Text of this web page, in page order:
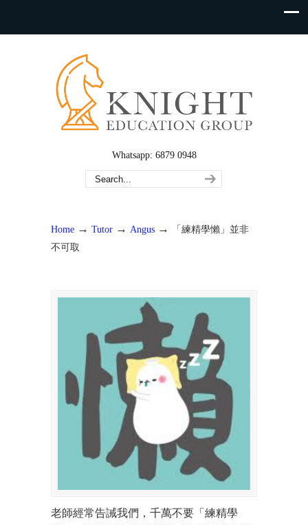
Whatsapp: 6879 0948
Home → Tutor → Angus →
「練精學懶」並非
不可取
老師經常告誡我們，千萬不要「練精學